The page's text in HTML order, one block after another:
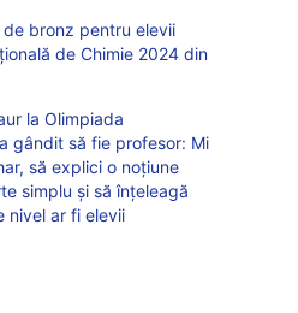
bronz pentru elevii
de Chimie 2024 din
la Olimpiada
gândit să fie profesor: Mi
să explici o noțiune
simplu și să înțeleagă
nivel ar fi elevii